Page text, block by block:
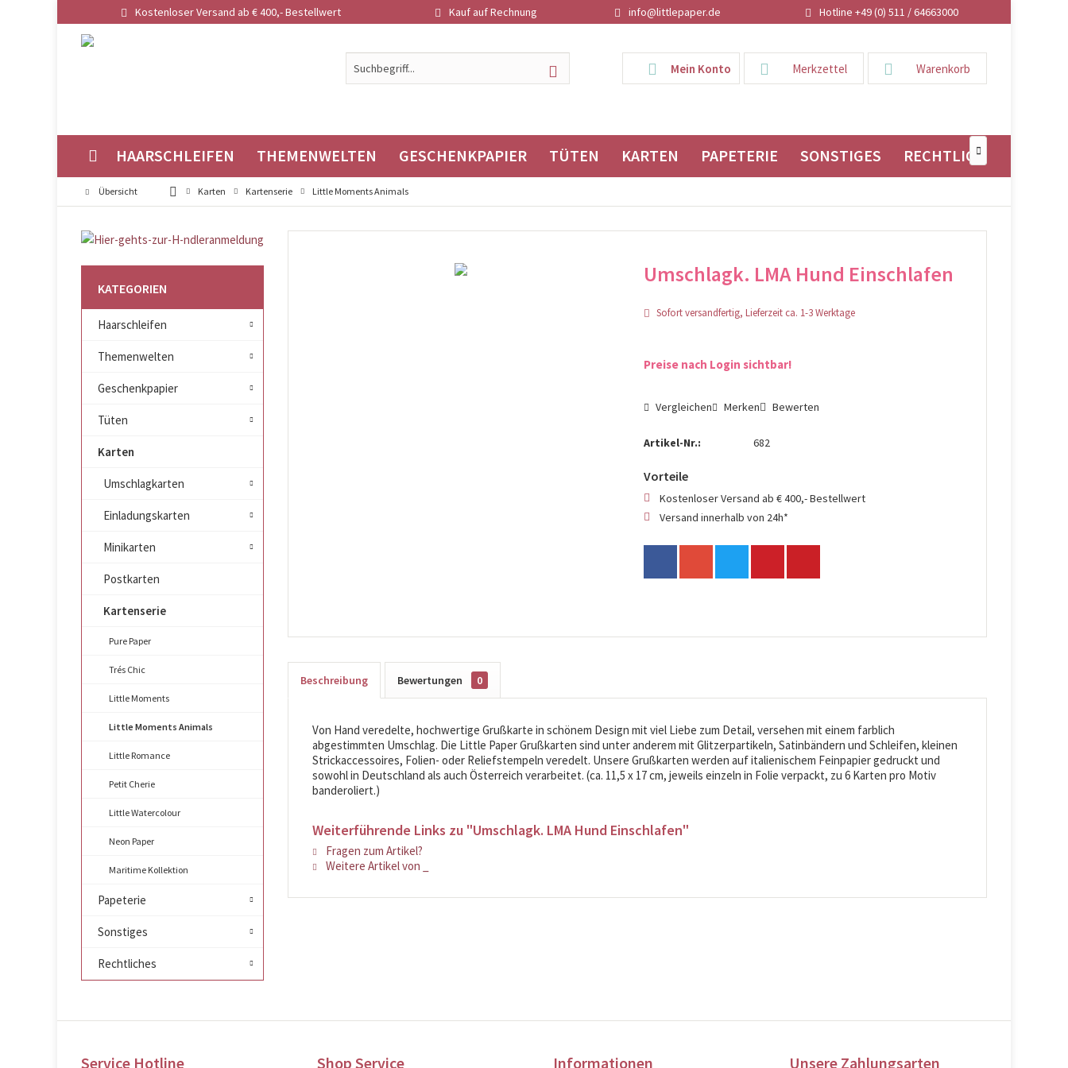
Kostenloser Versand ab € 400,- Bestellwert Kauf auf Rechnung info@littlepaper.de Hotline +49 (0) 511 / 64663000
Warenkorb
Merkzettel
Mein Konto
HAARSCHLEIFEN THEMENWELTEN GESCHENKPAPIER TÜTEN KARTEN PAPETERIE SONSTIGES RECHTLICHES

Übersicht Karten Kartenserie Little Moments Animals
KATEGORIEN
Haarschleifen
Themenwelten
Geschenkpapier
Tüten
Karten
Umschlagkarten
Einladungskarten
Minikarten
Postkarten
Kartenserie
Pure Paper
Trés Chic
Little Moments
Little Moments Animals
Little Romance
Petit Cherie
Little Watercolour
Neon Paper
Maritime Kollektion
Papeterie
Sonstiges
Rechtliches
Umschlagk. LMA Hund Einschlafen
Sofort versandfertig, Lieferzeit ca. 1-3 Werktage
Preise nach Login sichtbar!
Vergleichen Merken Bewerten
Artikel-Nr.: 682
Vorteile
Kostenloser Versand ab € 400,- Bestellwert
Versand innerhalb von 24h*
Beschreibung Bewertungen 0
Von Hand veredelte, hochwertige Grußkarte in schönem Design mit viel Liebe zum Detail, versehen mit einem farblich
abgestimmten Umschlag. Die Little Paper Grußkarten sind unter anderem mit Glitzerpartikeln, Satinbändern und Schleifen, kleinen
Strickaccessoires, Folien- oder Reliefstempeln veredelt. Unsere Grußkarten werden auf italienischem Feinpapier gedruckt und
sowohl in Deutschland als auch Österreich verarbeitet. (ca. 11,5 x 17 cm, jeweils einzeln in Folie verpackt, zu 6 Karten pro Motiv
banderoliert.)
Weiterführende Links zu "Umschlagk. LMA Hund Einschlafen"
Fragen zum Artikel?
Weitere Artikel von _
Service Hotline Shop Service Informationen Unsere Zahlungsarten